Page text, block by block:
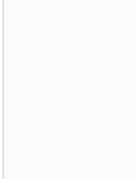
เต ปั
ลัทธ